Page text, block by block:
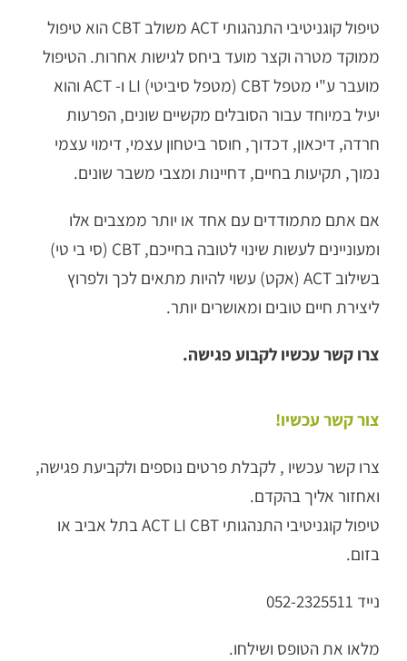
טיפול קוגניטיבי התנהגותי ACT משולב CBT הוא טיפול
ממוקד מטרה וקצר מועד ביחס לגישות אחרות. הטיפול
מועבר ע"י מטפל CBT (מטפל סיביטי) LI ו- ACT והוא
יעיל במיוחד עבור הסובלים מקשיים שונים, הפרעות
חרדה, דיכאון, דכדוך, חוסר ביטחון עצמי, דימוי עצמי
נמוך, תקיעות בחיים, דחיינות ומצבי משבר שונים.
אם אתם מתמודדים עם אחד או יותר ממצבים אלו
ומעוניינים לעשות שינוי לטובה בחייכם, CBT (סי בי טי)
בשילוב ACT (אקט) עשוי להיות מתאים לכך ולפרוץ
ליצירת חיים טובים ומאושרים יותר.
צרו קשר עכשיו לקבוע פגישה.
צור קשר עכשיו!
צרו קשר עכשיו , לקבלת פרטים נוספים ולקביעת פגישה,
ואחזור אליך בהקדם.
טיפול קוגניטיבי התנהגותי ACT LI CBT בתל אביב או
בזום.
נייד 052-2325511
מלאו את הטופס ושילחו.